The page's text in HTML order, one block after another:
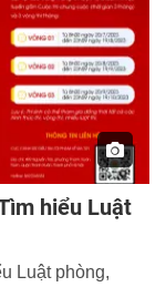
hiểu Luật
Luật phòng,